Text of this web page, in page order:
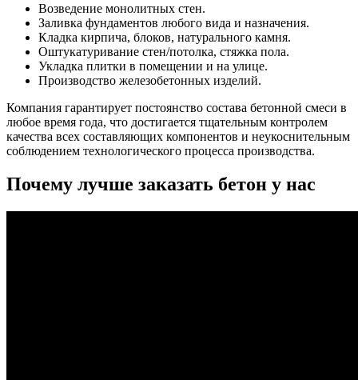
Возведение монолитных стен.
Заливка фундаментов любого вида и назначения.
Кладка кирпича, блоков, натурального камня.
Оштукатуривание стен/потолка, стяжка пола.
Укладка плитки в помещении и на улице.
Производство железобетонных изделий.
Компания гарантирует постоянство состава бетонной смеси в
любое время года, что достигается тщательным контролем
качества всех составляющих компонентов и неукоснительным
соблюдением технологического процесса производства.
Почему лучше заказать бетон у нас